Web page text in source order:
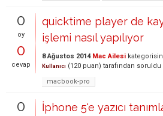
0
oy
0
cevap
quicktime player de
işlemi nasıl yapılıyor
8 Ağustos 2014 Mac Ailesi
Kullanıcı (120 puan) tarafından soruldu
macbook-pro
0
İphone 5'e yazıcı